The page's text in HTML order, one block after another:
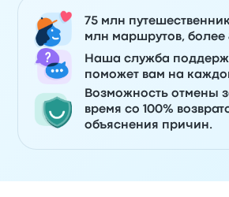
75 млн
млн маршрутов, более
Наша служба
поможет вам на
Возможность отмены
время со 100%
объяснения причин.